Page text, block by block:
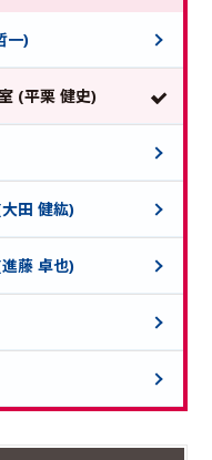
一)
(平栗 健史)
田 健紘)
藤 卓也)